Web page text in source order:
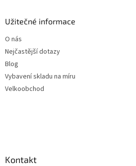
Užitečné informace
O nás
Nejčastější dotazy
Blog
Vybavení skladu na míru
Velkoobchod
Kontakt